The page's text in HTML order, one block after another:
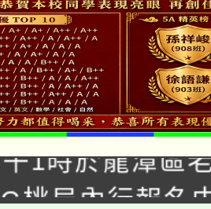
」8/29、30在
場!
1時於龍潭區
。
桃局內行報名